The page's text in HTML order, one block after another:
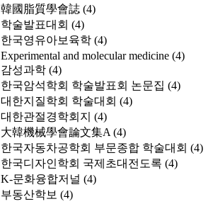
韓國脂質學會誌 (4)
학술발표대회 (4)
한국영유아보육학 (4)
Experimental and molecular medicine (4)
감성과학 (4)
한국암석학회 학술발표회 논문집 (4)
대한지질학회 학술대회 (4)
대한관절경학회지 (4)
大韓機械學會論文集A (4)
한국자동차공학회 부문종합 학술대회 (4)
한국디자인학회 국제초대전도록 (4)
K-문화융합저널 (4)
부동산학보 (4)